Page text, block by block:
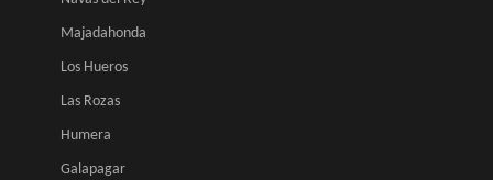
Majadahonda
Los Hueros
Las Rozas
Humera
Galapagar